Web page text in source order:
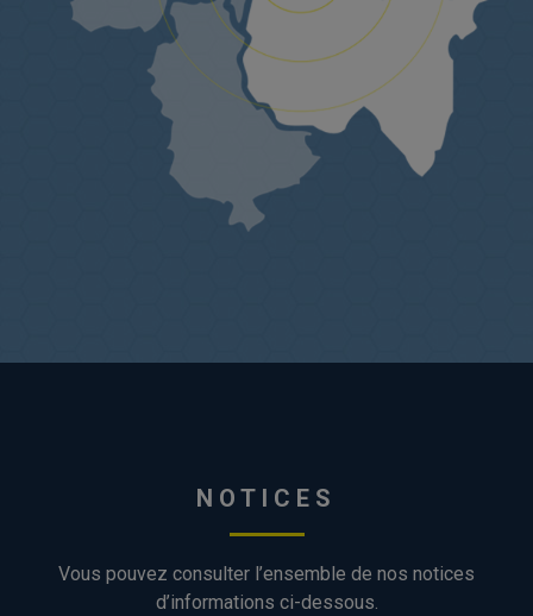
NOTICES
Vous pouvez consulter l’ensemble de nos notices
d’informations ci-dessous.